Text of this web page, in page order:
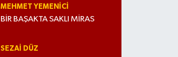
MEHMET YEMENICI
BİR BAŞAKTA SAKLI MİRAS
SEZAI DÜZ